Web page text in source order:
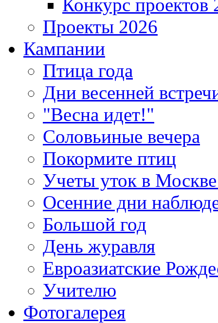
Конкурс проектов
Проекты 2026
Кампании
Птица года
Дни весенней
"Весна идет!"
Соловьиные вечера
Покормите птиц
Учеты уток в
Осенние дни
Большой год
День журавля
Евроазиатские
Учителю
Фотогалерея